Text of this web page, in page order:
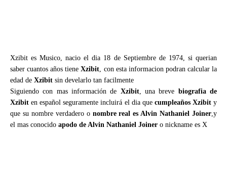
Xzibit es Musico, nacio el dia 18 de Septiembre de 1974, si querian
saber cuantos años tieneXzibit, con esta informacion podran calcular la
edad de Xzibit sin develarlo tan facilmente
Siguiendo con mas información de Xzibit, una breve biografia de
Xzibit en español seguramente incluirá el dia que cumpleaños Xzibity
que su nombre verdadero o nombre real es Alvin Nathaniel Joiner,y
el mas conocido apodo de Alvin Nathaniel Joiner o nickname es X